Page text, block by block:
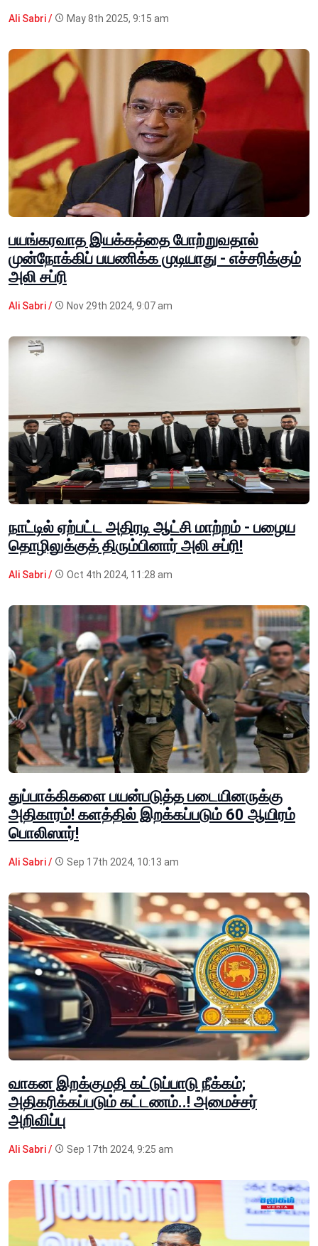
Ali Sabri / May 8th 2025, 9:15 am
பயங்கரவாத இயக்கத்தை போற்றுவதால்
முன்நோக்கிப் பயணிக்க முடியாது - எச்சரிக்கும்
அலி சப்ரி
Ali Sabri / Nov 29th 2024, 9:07 am
நாட்டில் ஏற்பட்ட அதிரடி ஆட்சி மாற்றம் - பழைய
தொழிலுக்குத் திரும்பினார் அலி சப்ரி!
Ali Sabri / Oct 4th 2024, 11:28 am
துப்பாக்கிகளை பயன்படுத்த படையினருக்கு
அதிகாரம்! களத்தில் இறக்கப்படும் 60 ஆயிரம்
பொலிஸார்!
Ali Sabri / Sep 17th 2024, 10:13 am
வாகன இறக்குமதி கட்டுப்பாடு நீக்கம்;
அதிகரிக்கப்படும் கட்டணம்..! அமைச்சர்
அறிவிப்பு
Ali Sabri / Sep 17th 2024, 9:25 am